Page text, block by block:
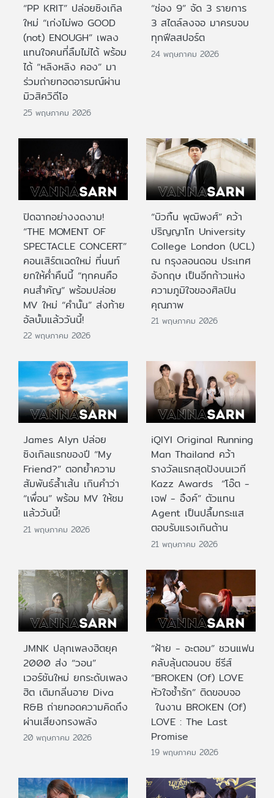
“PP KRIT” ปล่อยซิงเกิล
ใหม่ “เก่งไม่พอ GOOD
(not) ENOUGH” เพลง
แทนใจคนที่ลืมไม่ได้ พร้อม
ได้ “หลิงหลิง คอง” มา
ร่วมถ่ายทอดอารมณ์ผ่าน
มิวสิควิดีโอ
25 พฤษภาคม 2026
“ช่อง 9” จัด 3 รายการ
3 สไตล์ลงจอ มาครบจบ
ทุกฟีลสปอร์ต
24 พฤษภาคม 2026
ปิดฉากอย่างงดงาม!
“THE MOMENT OF
SPECTACLE CONCERT”
คอนเสิร์ตเฉดใหม่ ที่นนท์
ยกให้ค่ำคืนนี้ “ทุกคนคือ
คนสำคัญ” พร้อมปล่อย
MV ใหม่ “คำนั้น” ส่งท้าย
อัลบั้มแล้ววันนี้!
22 พฤษภาคม 2026
“บิวกิ้น พุฒิพงศ์” คว้า
ปริญญาโท University
College London (UCL)
ณ กรุงลอนดอน ประเทศ
อังกฤษ เป็นอีกก้าวแห่ง
ความภูมิใจของศิลปิน
คุณภาพ
21 พฤษภาคม 2026
James Alyn ปล่อย
ซิงเกิลแรกของปี “My
Friend?” ตอกย้ำความ
สัมพันธ์ล้ำเส้น เกินคำว่า
“เพื่อน” พร้อม MV ให้ชม
แล้ววันนี้!
21 พฤษภาคม 2026
iQIYI Original Running
Man Thailand คว้า
รางวัลแรกสุดปังบนเวที
Kazz Awards “โอ๊ต -
เจฟ - อิ้งค์” ตัวแทน
Agent เป็นปลื้มกระแส
ตอบรับแรงเกินต้าน
21 พฤษภาคม 2026
JMNK ปลุกเพลงฮิตยุค
2000 ส่ง “วอน”
เวอร์ชันใหม่ ยกระดับเพลง
ฮิต เติมกลิ่นอาย Diva
R&B ถ่ายทอดความคิดถึง
ผ่านเสียงทรงพลัง
20 พฤษภาคม 2026
“ฝ้าย - อะตอม” ชวนแฟน
คลับลุ้นตอนจบ ซีรีส์
“BROKEN (Of) LOVE
หัวใจช้ำรัก” ติดขอบจอ
ในงาน BROKEN (Of)
LOVE : The Last
Promise
19 พฤษภาคม 2026